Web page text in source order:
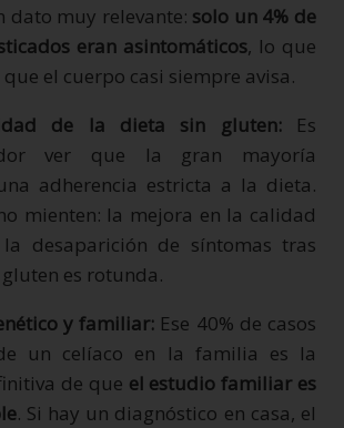
dato muy relevante: solo un 4% de
eran asintomáticos, lo que
el cuerpo casi siempre avisa.
de la dieta sin gluten:Es
ver que la gran mayoría
adherencia estricta a la dieta.
mienten: la mejora en la calidad
desaparición de síntomas tras
es rotunda.
y familiar: Ese 40% de casos
un celíaco en la familia es la
de que el estudio familiar es
. Si hay un diagnóstico en casa, el